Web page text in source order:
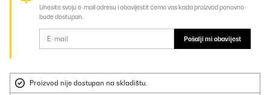
Unesite svoju e-mail adresu i obavijestit ćemo vas kada proizvod ponovno
bude dostupan.
Pošalji mi obavijest
Proizvod nije dostupan na skladištu.